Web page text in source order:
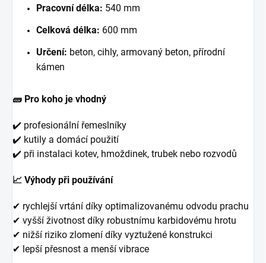
Pracovní délka: 540 mm
Celková délka: 600 mm
Určení: beton, cihly, armovaný beton, přírodní
kámen
🧱 Pro koho je vhodný
✔️ profesionální řemeslníky
✔️ kutily a domácí použití
✔️ při instalaci kotev, hmoždinek, trubek nebo rozvodů
📈 Výhody při používání
✔ rychlejší vrtání díky optimalizovanému odvodu prachu
✔ vyšší životnost díky robustnímu karbidovému hrotu
✔ nižší riziko zlomení díky vyztužené konstrukci
✔ lepší přesnost a menší vibrace